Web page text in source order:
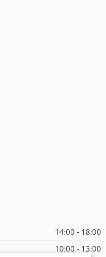
14:00 - 18:00
10:00 - 13:00